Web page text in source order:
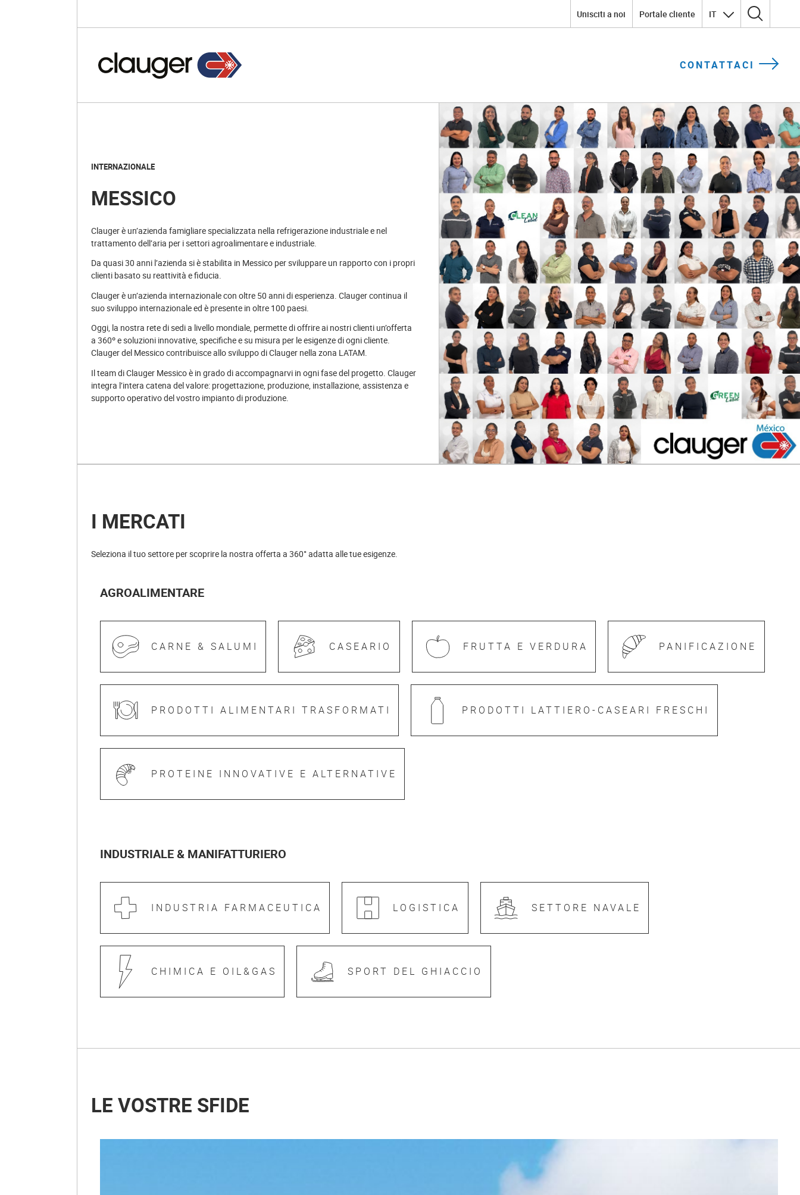
Unisciti a noi Portale cliente IT Ricerca per:
CONTATTACI
INTERNAZIONALE
MESSICO
Clauger è un’azienda famigliare specializzata nella refrigerazione industriale e nel
trattamento dell’aria per i settori agroalimentare e industriale.
Da quasi 30 anni l’azienda si è stabilita in Messico per sviluppare un rapporto con i propri
clienti basato su reattività e fiducia.
Clauger è un’azienda internazionale con oltre 50 anni di esperienza. Clauger continua il
suo sviluppo internazionale ed è presente in oltre 100 paesi.
Oggi, la nostra rete di sedi a livello mondiale, permette di offrire ai nostri clienti un’offerta
a 360º e soluzioni innovative, specifiche e su misura per le esigenze di ogni cliente.
Clauger del Messico contribuisce allo sviluppo di Clauger nella zona LATAM.
Il team di Clauger Messico è in grado di accompagnarvi in ogni fase del progetto. Clauger
integra l’intera catena del valore: progettazione, produzione, installazione, assistenza e
supporto operativo del vostro impianto di produzione.
I MERCATI
Seleziona il tuo settore per scoprire la nostra offerta a 360° adatta alle tue esigenze.
AGROALIMENTARE
CARNE & SALUMI CASEARIO FRUTTA E VERDURA PANIFICAZIONE
PRODOTTI ALIMENTARI TRASFORMATI PRODOTTI LATTIERO-CASEARI FRESCHI
PROTEINE INNOVATIVE E ALTERNATIVE
INDUSTRIALE & MANIFATTURIERO
INDUSTRIA FARMACEUTICA LOGISTICA SETTORE NAVALE
CHIMICA E OIL&GAS SPORT DEL GHIACCIO
LE VOSTRE SFIDE